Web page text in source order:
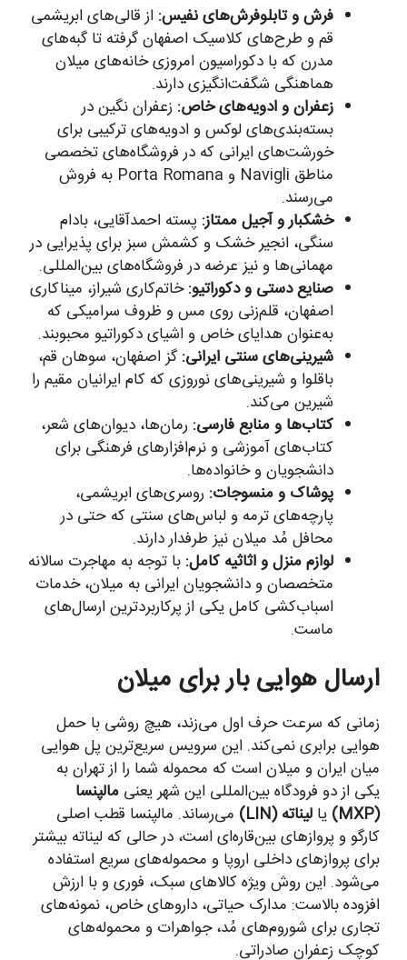
فرش و تابلوفرش‌های نفیس: از قالی‌های ابریشمی
قم و طرح‌های کلاسیک اصفهان گرفته تا گبه‌های
مدرن که با دکوراسیون امروزی خانه‌های میلان
هماهنگی شگفت‌انگیزی دارند.
زعفران و ادویه‌های خاص: زعفران نگین در
بسته‌بندی‌های لوکس و ادویه‌های ترکیبی برای
خورشت‌های ایرانی که در فروشگاه‌های تخصصی
مناطق Navigli و Porta Romana به فروش
می‌رسند.
خشکبار و آجیل ممتاز: پسته احمدآقایی، بادام
سنگی، انجیر خشک و کشمش سبز برای پذیرایی در
مهمانی‌ها و نیز عرضه در فروشگاه‌های بین‌المللی.
صنایع دستی و دکوراتیو:خاتم‌کاری شیراز، میناکاری
اصفهان، قلم‌زنی روی مس و ظروف سرامیکی که
به‌عنوان هدایای خاص و اشیای دکوراتیو محبوبند.
شیرینی‌های سنتی ایرانی: گز اصفهان، سوهان قم،
باقلوا و شیرینی‌های نوروزی که کام ایرانیان مقیم را
شیرین می‌کند.
کتاب‌ها و منابع فارسی: رمان‌ها، دیوان‌های شعر،
کتاب‌های آموزشی و نرم‌افزارهای فرهنگی برای
دانشجویان و خانواده‌ها.
پوشاک و منسوجات: روسری‌های ابریشمی،
پارچه‌های ترمه و لباس‌های سنتی که حتی در
محافل مُد میلان نیز طرفدار دارند.
لوازم منزل و اثاثیه کامل: با توجه به مهاجرت سالانه
متخصصان و دانشجویان ایرانی به میلان، خدمات
اسباب‌کشی کامل یکی از پرکاربردترین ارسال‌های
ماست.
ارسال هوایی بار برای میلان
زمانی که سرعت حرف اول می‌زند، هیچ روشی با حمل
هوایی برابری نمی‌کند. این سرویس سریع‌ترین پل هوایی
میان ایران و میلان است که محموله شما را از تهران به
یکی از دو فرودگاه بین‌المللی این شهر یعنی مالپنسا
(MXP)
یا لیناته (LIN)
می‌رساند. مالپنسا قطب اصلی
کارگو و پروازهای بین‌قاره‌ای است، در حالی که لیناته بیشتر
برای پروازهای داخلی اروپا و محموله‌های سریع استفاده
می‌شود. این روش ویژه کالاهای سبک، فوری و با ارزش
افزوده بالاست: مدارک حیاتی، داروهای خاص، نمونه‌های
تجاری برای شوروم‌های مُد، جواهرات و محموله‌های
کوچک زعفران صادراتی.